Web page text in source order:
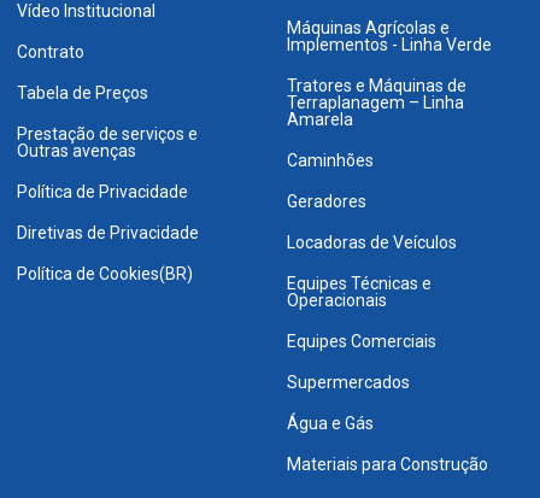
Vídeo Institucional
Contrato
Tabela de Preços
Prestação de serviços e
Outras avenças
Política de Privacidade
Diretivas de Privacidade
Política de Cookies(BR)
Máquinas Agrícolas e
Implementos - Linha Verde
Tratores e Máquinas de
Terraplanagem – Linha
Amarela
Caminhões
Geradores
Locadoras de Veículos
Equipes Técnicas e
Operacionais
Equipes Comerciais
Supermercados
Água e Gás
Materiais para Construção